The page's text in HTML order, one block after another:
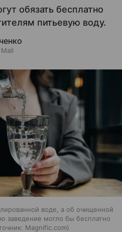
обязать бесплатно
питьевую воду.
воде, а об очищенной
заведение могло бы бесплатно
Magnific.com